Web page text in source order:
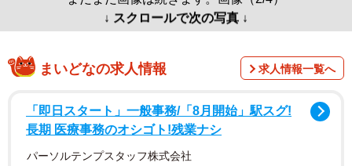
↓ スクロールで次の写真 ↓
まいどなの求人情報 求人情報一覧へ
「即日スタート」一般事務/「8月開始」駅スグ!
長期 医療事務のオシゴト!残業ナシ
パーソルテンプスタッフ株式会社